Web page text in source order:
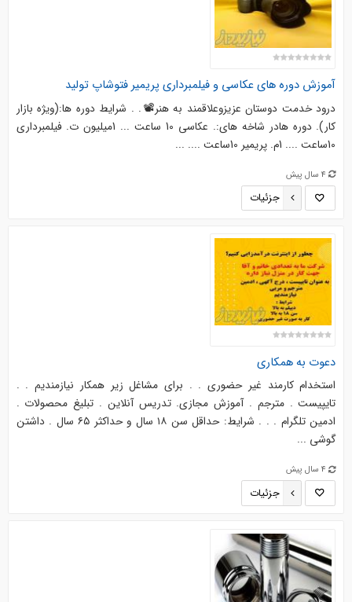
آموزش دوره های عکاسی و فیلمبرداری پریمیر فتوشاپ تولید
درود خدمت دوستان عزیزوعلاقمند به هنر📽. . شرایط دوره ها:(ویژه بازار
کار). دوره هادر شاخه های:. عکاسی 10 ساعت ... 1میلیون ت. فیلمبرداری
10ساعت .... 1م. پریمیر 10ساعت .... ...
4 سال پیش
جزئیات
دعوت به همکاری
استخدام کارمند غیر حضوری . . برای مشاغل زیر همکار نیازمندیم . .
تایپیست . مترجم . آموزش مجازی. تدریس آنلاین . تبلیغ محصولات .
ادمین تلگرام . . . شرایط: حداقل سن ۱۸ سال و حداکثر ۶۵ سال . داشتن
گوشی ...
4 سال پیش
جزئیات